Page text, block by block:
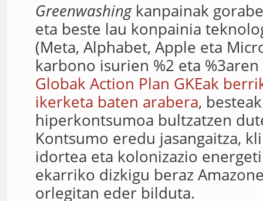
Greenwashingkanpainak
eta beste lau konpainia
(Meta, Alphabet, Apple eta
karbono isurien %2 eta
Globak Action Plan GKEak
ikerketa baten arabera,
hiperkontsumoa bultzatzen
Kontsumo eredu jasangaitza,
idortea eta kolonizazio
ekarriko dizkigu beraz
orlegitan eder bilduta.